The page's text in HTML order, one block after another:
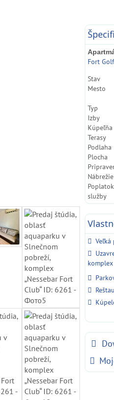
Fort
Stav
Mesto
Typ
Izby
Kúpeľňa
Terasy
Podlaha
Plocha
Nábrežie
služby
Veľká
komplex